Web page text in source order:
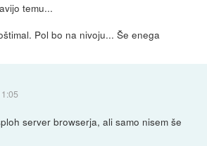
temu...
Pol bo na nivoju... Še enega
server browserja, ali samo nisem še